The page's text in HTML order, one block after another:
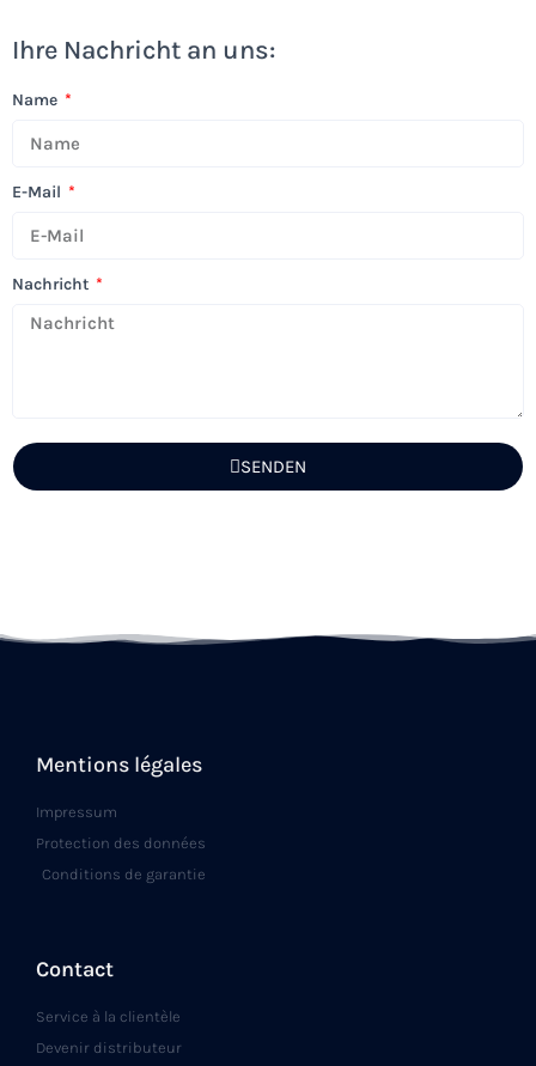
Ihre Nachricht an uns:
Name
E-Mail
Nachricht
SENDEN
Mentions légales
Impressum
Protection des données
Conditions de garantie
Contact
Service à la clientèle
Devenir distributeur